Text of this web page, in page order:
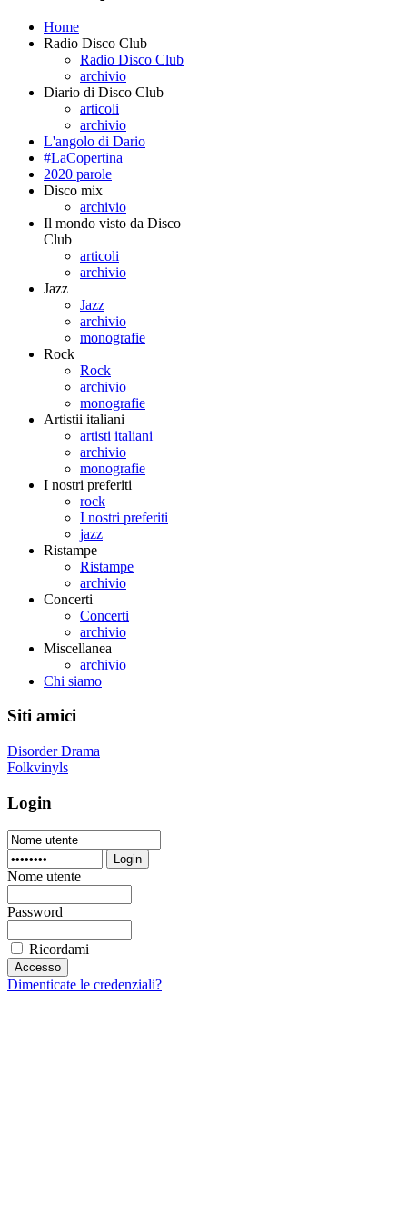
Home
Radio Disco Club
Radio Disco Club
archivio
Diario di Disco Club
articoli
archivio
L'angolo di Dario
#LaCopertina
2020 parole
Disco mix
archivio
Il mondo visto da Disco
Club
articoli
archivio
Jazz
Jazz
archivio
monografie
Rock
Rock
archivio
monografie
Artistii italiani
artisti italiani
archivio
monografie
I nostri preferiti
rock
I nostri preferiti
jazz
Ristampe
Ristampe
archivio
Concerti
Concerti
archivio
Miscellanea
archivio
Chi siamo
Siti amici
Disorder Drama
Folkvinyls
Login
Login
Nome utente
Password
Ricordami
Dimenticate le credenziali?